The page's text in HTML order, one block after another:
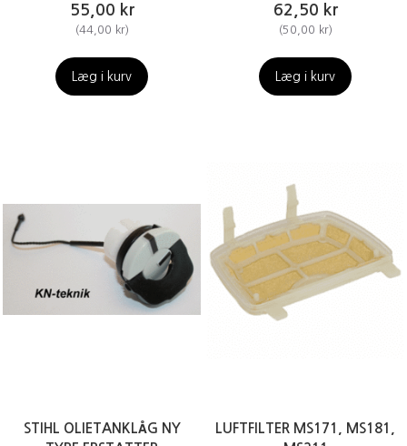
55,00 kr
(44,00 kr)
Læg i kurv
62,50 kr
(50,00 kr)
Læg i kurv
STIHL OLIETANKLÅG NY
LUFTFILTER MS171, MS181,